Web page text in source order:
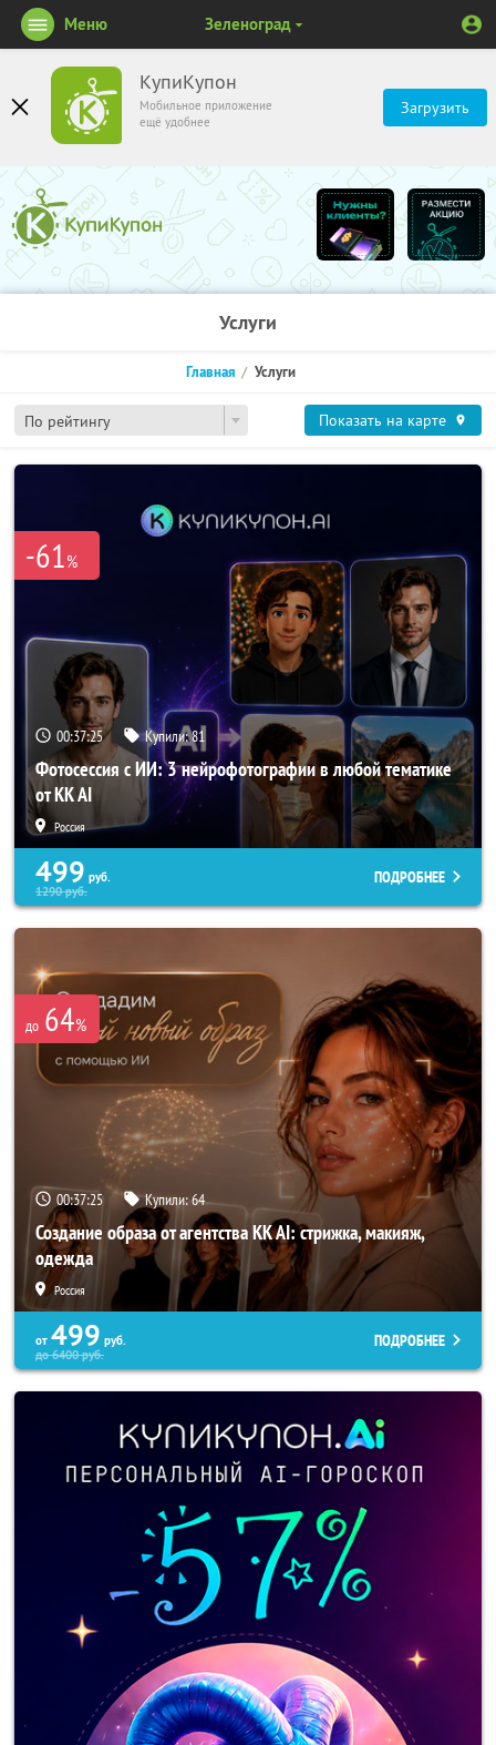
КупиКупон
Мобильное приложение
ещё удобнее
Загрузить
Меню Зеленоград
Услуги
По рейтингу
Главная Услуги
Показать на карте
-61%
00:37:24 Купили:81
Фотосессия с ИИ: 3 нейрофотографии в любой тематике
от KK AI
Россия
499 руб.
1290руб.
ПОДРОБНЕЕ
до 64%
00:37:24 Купили:64
Создание образа от агентства KK AI: стрижка, макияж,
одежда
Россия
от 499 руб.
до6400руб.
ПОДРОБНЕЕ